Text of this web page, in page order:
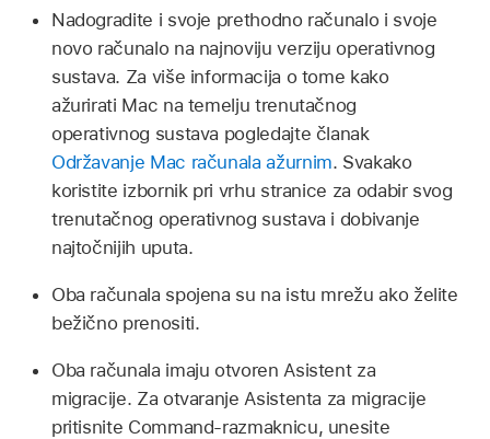
Nadogradite i svoje prethodno računalo i svoje
novo računalo na najnoviju verziju operativnog
sustava. Za više informacija o tome kako
ažurirati Mac na temelju trenutačnog
operativnog sustava pogledajte članak
Održavanje Mac računala ažurnim. Svakako
koristite izbornik pri vrhu stranice za odabir svog
trenutačnog operativnog sustava i dobivanje
najtočnijih uputa.
Oba računala spojena su na istu mrežu ako želite
bežično prenositi.
Oba računala imaju otvoren Asistent za
migracije. Za otvaranje Asistenta za migracije
pritisnite Command-razmaknicu, unesite